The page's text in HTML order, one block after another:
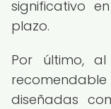
significativo
plazo.
Por último,
diseñadas